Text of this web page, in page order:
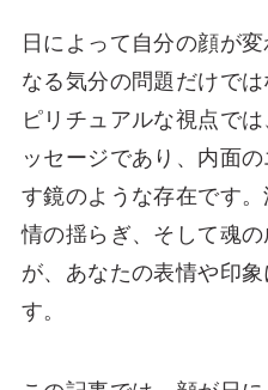
日によって自分の顔が
なる気分の問題だけで
ピリチュアルな視点で
ッセージであり、内面
す鏡のような存在です
情の揺らぎ、そして魂
が、あなたの表情や印
す。